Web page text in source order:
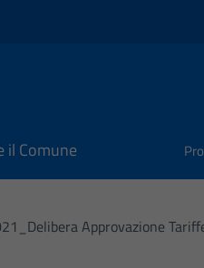
il Comune
Approvazione